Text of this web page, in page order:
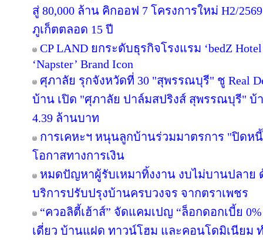
สู่ 80,000 ล้าน คิกออฟ 7 โครงการใหม่ H2/
ภูเก็ตตลอด 15 ปี
CP LAND ยกระดับธุรกิจโรงแรม ‘bedZ
‘Napster’ Brand Icon
ศุภาลัย รุกจังหวัดที่ 30 "สุพรรณบุรี" ชู Real
บ้าน เปิด "ศุภาลัย ปาล์มสปริงส์ สุพรรณบุรี" บ้
4.39 ล้านบาท
การเคหะฯ หนุนลูกบ้านร่วมมาตรการ "ปิดห
โอกาสทางการเงิน
หมดปัญหาผู้รับเหมาทิ้งงาน งบไม่บานปลาย ด้
บริการปรับปรุงบ้านครบวงจร จากตราเพชร
“ควอลิตี้เฮ้าส์” จัดแคมเปญ “ล็อกดอกเบี้ย
เดี่ยว บ้านแฝด ทาวน์โฮม และคอนโดมิเนียม